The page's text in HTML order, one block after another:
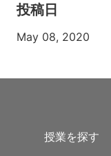
投稿日
May 08, 2020
授業を探す